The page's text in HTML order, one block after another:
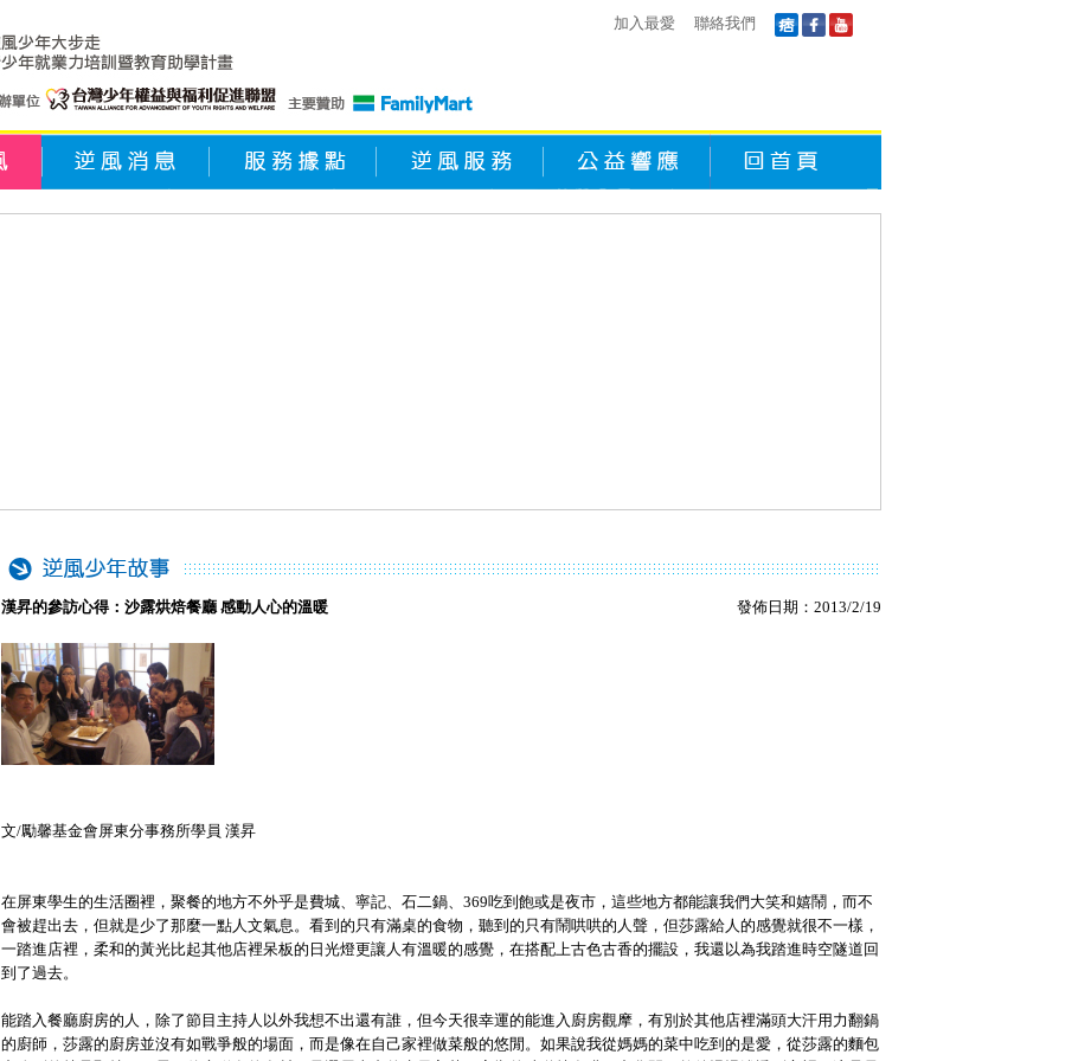
加入最愛 聯絡我們
漢昇的參訪心得：沙露烘焙餐廳 感動人心的溫暖 發佈日期：2013/2/19
文/勵馨基金會屏東分事務所學員 漢昇
在屏東學生的生活圈裡，聚餐的地方不外乎是費城、寧記、石二鍋、369吃到飽或是夜市，這些地方都能讓我們大笑和嬉鬧，而不
會被趕出去，但就是少了那麼一點人文氣息。看到的只有滿桌的食物，聽到的只有鬧哄哄的人聲，但莎露給人的感覺就很不一樣，
一踏進店裡，柔和的黃光比起其他店裡呆板的日光燈更讓人有溫暖的感覺，在搭配上古色古香的擺設，我還以為我踏進時空隧道回
到了過去。
能踏入餐廳廚房的人，除了節目主持人以外我想不出還有誰，但今天很幸運的能進入廚房觀摩，有別於其他店裡滿頭大汗用力翻鍋
的廚師，莎露的廚房並沒有如戰爭般的場面，而是像在自己家裡做菜般的悠閒。如果說我從媽媽的菜中吃到的是愛，從莎露的麵包